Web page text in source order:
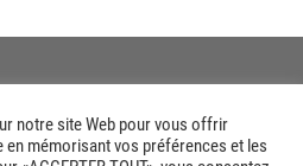
notre site Web pour vous offrir
en mémorisant vos préférences et les